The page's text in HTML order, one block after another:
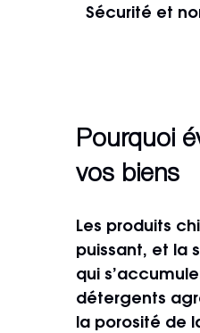
Sécurité et
Pourquoi
vos biens
Les produits
puissant, et la
qui
détergents
la porosité de